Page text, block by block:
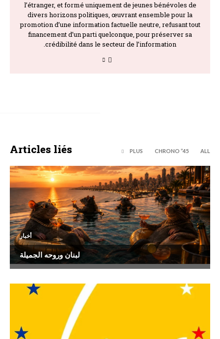
l’étranger, et formé uniquement de jeunes bénévoles de
divers horizons politiques, œuvrant ensemble pour la
promotion d’une information factuelle neutre, refusant tout
financement d’un parti quelconque, pour préserver sa
crédibilité dans le secteur de l’information.
Articles liés ALL
45’’ CHRONO
PLUS
أخبار
لبنان وروحه الجميلة